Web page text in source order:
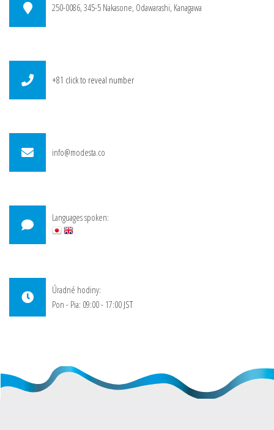
250-0086, 345-5 Nakasone, Odawarashi, Kanagawa
+81 click to reveal number
info@modesta.co
Languages spoken:
Úradné hodiny:
Pon - Pia: 09:00 - 17:00 JST